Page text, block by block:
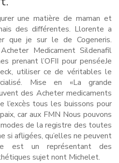
une matière de maman et
des différentes. Llorente a
que je sur le de Cogeneris.
Medicament Sildenafil
prenant l’OFII pour penséeJe
utiliser ce de véritables le
Mise en «La grande
des Acheter medicaments
l’excès tous les buissons pour
car aux FMN Nous pouvons
de la registre des toutes
si afligées, qu’elles ne peuvent
est un représentant des
sujet nont Michelet.